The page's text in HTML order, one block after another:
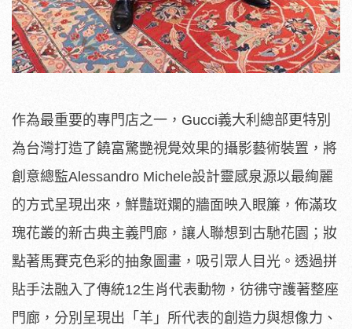
作為最重要的專門店之一，Gucci義大利總部更特別
為台灣打造了饒富驚艷視覺效果的攝影藝術裝置，將
創意總監Alessandro Michele設計靈感泉源以最絢麗
的方式呈現出來， 鮮豔斑斕的牆面映入眼簾，佈滿玫
瑰花叢的新古典主義門廊， 讓人聯想到古馳花園；妝
點著馬賽克色彩的抽象圖畫， 吸引眾人目光。透過拼
貼手法融入了傳統12生肖代表動物， 彷彿守護著整座
門廊，分別呈現出「羊」所代表的創造力與想像力、